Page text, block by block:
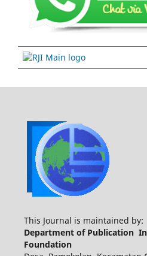
This Journal is maintained by:
Department of Publication
Foundation